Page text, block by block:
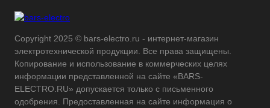
Copyright 2025 © bars-electro.ru - интернет-магазин
электротехнической продукции. Все права защищены.
Копирование и использование в коммерческих целях
информации представленной на сайте «BARS-
ELECTRO.RU» допускается только с письменного
одобрения. Предоставленная на сайте информация о